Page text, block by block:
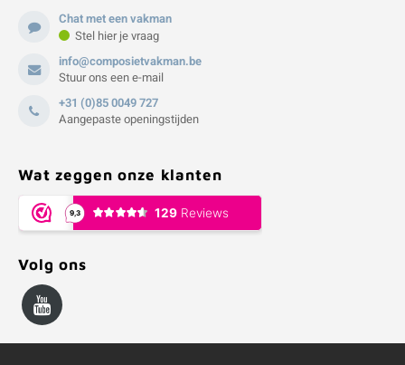
Chat met een vakman
Stel hier je vraag
info@composietvakman.be
Stuur ons een e-mail
+31 (0)85 0049 727
Aangepaste openingstijden
Wat zeggen onze klanten
Volg ons